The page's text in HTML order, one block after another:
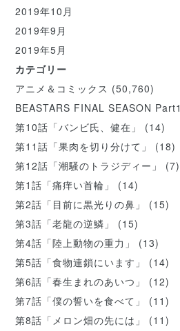
2019年10月
2019年9月
2019年5月
カテゴリー
アニメ＆コミックス (50,760)
BEASTARS FINAL SEASON Part1
第10話「バンビ氏、健在」
(14)
第11話「果肉を切り分けて」
(18)
第12話「潮騒のトラジディー」
(7)
第1話「痛痒い首輪」
(14)
第2話「目前に黒光りの鼻」
(15)
第3話「老龍の逆鱗」
(15)
第4話「陸上動物の重力」
(13)
第5話「食物連鎖にいます」
(14)
第6話「春生まれのあいつ」
(12)
第7話「僕の誓いを食べて」
(11)
第8話「メロン畑の先には」
(11)